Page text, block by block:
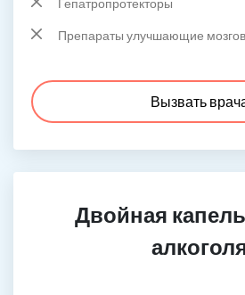
Гепатропротекторы
Препараты улучшающие
Вызвать
Двойная